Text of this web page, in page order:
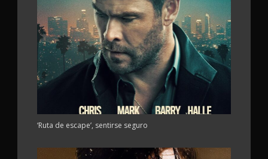
‘Ruta de escape’, sentirse seguro